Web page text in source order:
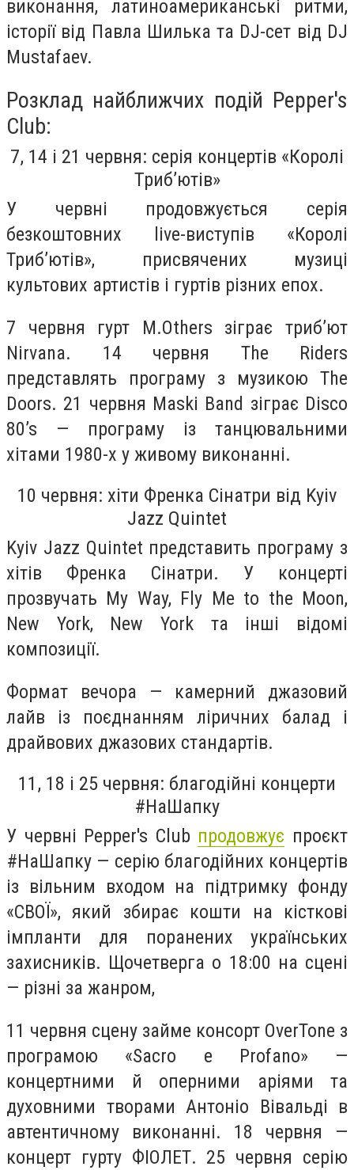
виконання, латиноамериканські ритми,
історії від Павла Шилька та DJ-сет від DJ
Mustafaev.
Розклад найближчих подій Pepper's
Club:
7, 14 і 21 червня: серія концертів «Королі
Триб’ютів»
У червні продовжується серія
безкоштовних live-виступів «Королі
Триб’ютів», присвячених музиці
культових артистів і гуртів різних епох.
7 червня гурт M.Others зіграє триб’ют
Nirvana. 14 червня The Riders
представлять програму з музикою The
Doors. 21 червня Maski Band зіграє Disco
80’s — програму із танцювальними
хітами 1980-х у живому виконанні.
10 червня: хіти Френка Сінатри від Kyiv
Jazz Quintet
Kyiv Jazz Quintet представить програму з
хітів Френка Сінатри. У концерті
прозвучать My Way, Fly Me to the Moon,
New York, New York та інші відомі
композиції.
Формат вечора — камерний джазовий
лайв із поєднанням ліричних балад і
драйвових джазових стандартів.
11, 18 і 25 червня: благодійні концерти
#НаШапку
У червні Pepper's Club продовжує проєкт
#НаШапку — серію благодійних концертів
із вільним входом на підтримку фонду
«СВОЇ», який збирає кошти на кісткові
імпланти для поранених українських
захисників. Щочетверга о 18:00 на сцені
— різні за жанром,
11 червня сцену займе консорт OverTone з
програмою «Sacro e Profano» —
концертними й оперними аріями та
духовними творами Антоніо Вівальді в
автентичному виконанні. 18 червня —
концерт гурту ФІОЛЕТ. 25 червня серію